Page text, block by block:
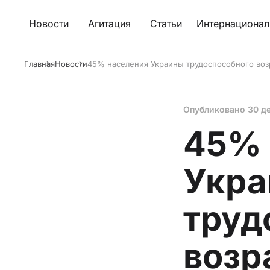
Новости Агитация Статьи Интернационал
ГлавнаяНовости45% населения Украины трудоспособного
Опубликовано 30
45%